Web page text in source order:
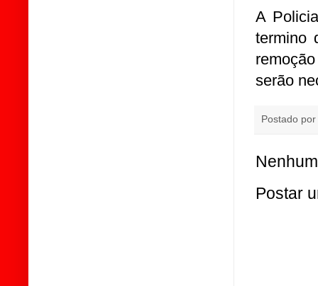
A
termino
serão
Postado por
Postar